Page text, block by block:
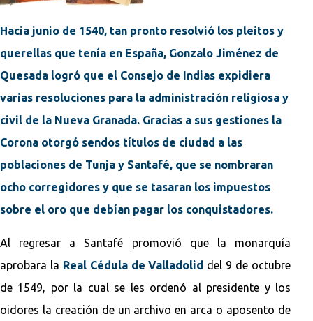
Hacia junio de 1540, tan pronto resolvió los pleitos y
querellas que tenía en España, Gonzalo Jiménez de
Quesada logró que el Consejo de Indias expidiera
varias resoluciones para la administración religiosa y
civil de la Nueva Granada. Gracias a sus gestiones la
Corona otorgó sendos títulos de ciudad a las
poblaciones de Tunja y Santafé, que se nombraran
ocho corregidores y que se tasaran los impuestos
sobre el oro que debían pagar los conquistadores.
Al regresar a Santafé promovió que la monarquía
aprobara la Real Cédula de Valladolid del 9 de octubre
de 1549, por la cual se les ordenó al presidente y los
oidores la creación de un archivo en arca o aposento de